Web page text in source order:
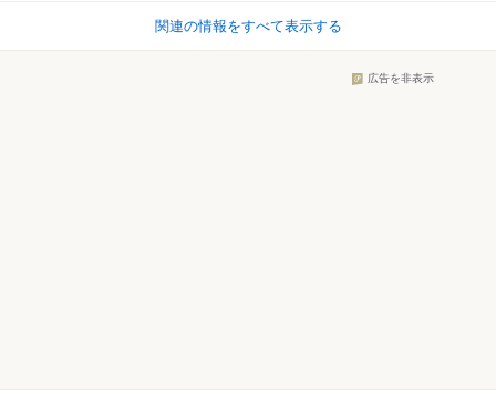
関連の情報をすべて表示する
広告を非表示